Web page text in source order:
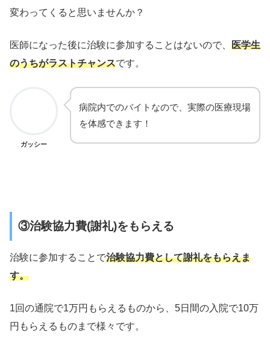
変わってくると思いませんか？
医師になった後に治験に参加することはないので、 医学生
のうちがラストチャンスです。
ガッシー
病院内でのバイトなので、実際の医療現場
を体感できます！
③治験協力費(謝礼)をもらえる
治験に参加することで治験協力費として謝礼をもらえま
す。
1回の通院で1万円もらえるものから、5日間の入院で10万
円もらえるものまで様々です。